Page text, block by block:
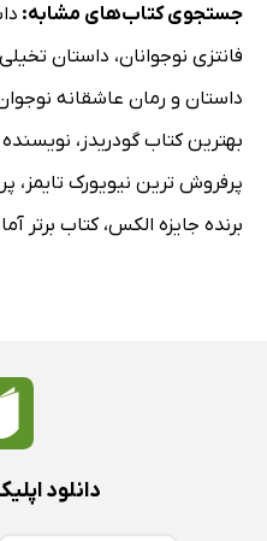
جستجوی کتاب‌های مشابه:
فانتزی نوجوانان، داستان تخیلی
داستان و رمان عاشقانه
بهترین کتاب گودریدز ، نویسنده
پرفروش ترین نیویورک تایمز ،
برنده جایزه الکس،کتاب برتر
دانلود